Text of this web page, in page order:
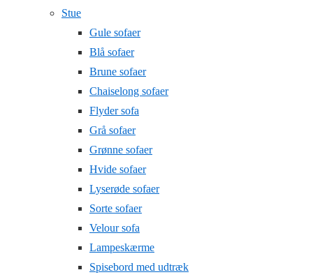
Stue
Gule sofaer
Blå sofaer
Brune sofaer
Chaiselong sofaer
Flyder sofa
Grå sofaer
Grønne sofaer
Hvide sofaer
Lyserøde sofaer
Sorte sofaer
Velour sofa
Lampeskærme
Spisebord med udtræk